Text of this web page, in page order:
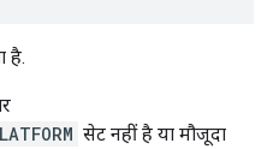
है.
सेट नहीं है या मौजूदा